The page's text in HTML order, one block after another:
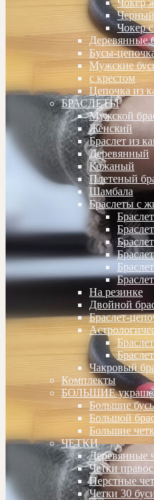
Чокер
Чокер
Деревянные
Бусы-
Мужские
с крестом
Цепочка из
БРАСЛЕТЫ
Мужской
Женский
Браслет из
Деревянный
Кожаный
Плетеный
Шамбала
Браслеты с
На резинке
Двойной
Браслет-
Чакровый
Комплекты
БОЛЬШИЕ
Большие
Большой
Большие
ЧЕТКИ
Деревянные
Четки
Перстные
Четки 30